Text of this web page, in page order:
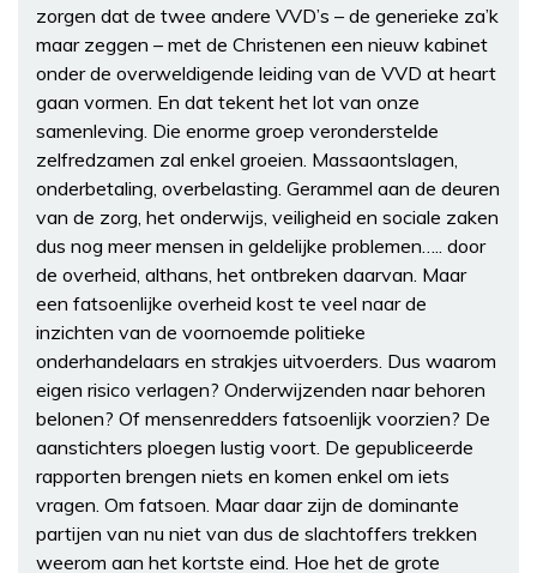
zorgen dat de twee andere VVD’s – de generieke za’k
maar zeggen – met de Christenen een nieuw kabinet
onder de overweldigende leiding van de VVD at heart
gaan vormen. En dat tekent het lot van onze
samenleving. Die enorme groep veronderstelde
zelfredzamen zal enkel groeien. Massaontslagen,
onderbetaling, overbelasting. Gerammel aan de deuren
van de zorg, het onderwijs, veiligheid en sociale zaken
dus nog meer mensen in geldelijke problemen….. door
de overheid, althans, het ontbreken daarvan. Maar
een fatsoenlijke overheid kost te veel naar de
inzichten van de voornoemde politieke
onderhandelaars en strakjes uitvoerders. Dus waarom
eigen risico verlagen? Onderwijzenden naar behoren
belonen? Of mensenredders fatsoenlijk voorzien? De
aanstichters ploegen lustig voort. De gepubliceerde
rapporten brengen niets en komen enkel om iets
vragen. Om fatsoen. Maar daar zijn de dominante
partijen van nu niet van dus de slachtoffers trekken
weerom aan het kortste eind. Hoe het de grote